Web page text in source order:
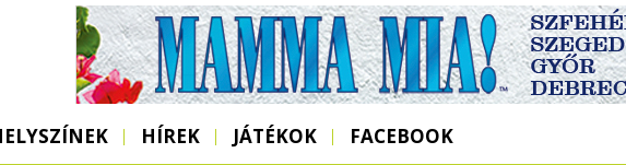
HÍREK JÁTÉKOK FACEBOOK